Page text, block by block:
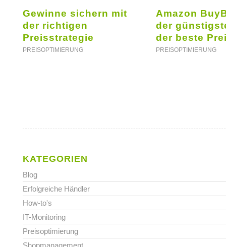
Gewinne sichern mit
der richtigen
Preisstrategie
PREISOPTIMIERUNG
Amazon
der
der beste
PREISOPTIMIERUNG
KATEGORIEN
Blog
Erfolgreiche Händler
How-to's
IT-Monitoring
Preisoptimierung